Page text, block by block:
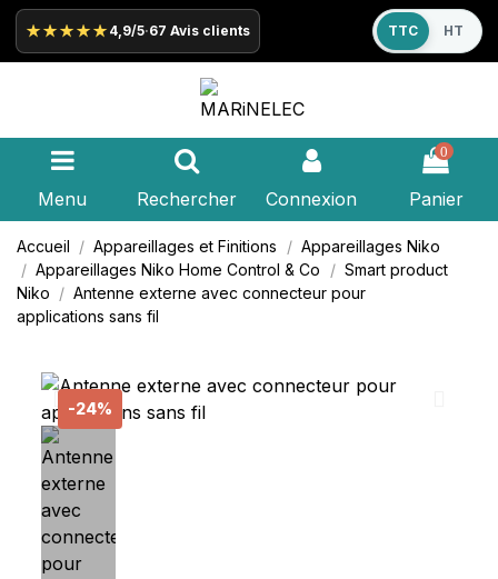
★★★★★ 4,9/5·67 Avis clients TTC HT
Menu Rechercher Connexion
0
Panier
Accueil Appareillages et Finitions Appareillages Niko
AppareillagesNiko Home Control & Co
Smart product
Niko
Antenne externe avec connecteur pour
applications sans fil
-24%